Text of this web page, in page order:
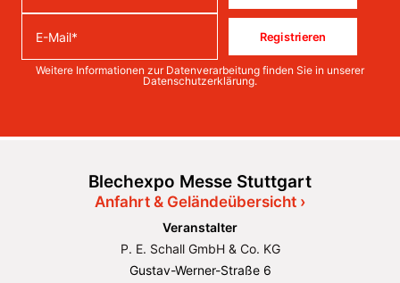
Registrieren
Weitere Informationen zur Datenverarbeitung finden Sie in unserer
Datenschutzerklärung.
Blechexpo Messe Stuttgart
Anfahrt & Geländeübersicht ›
Veranstalter
P. E. Schall GmbH & Co. KG
Gustav-Werner-Straße 6